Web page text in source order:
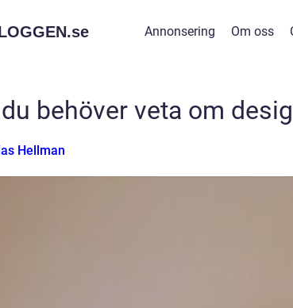
se Annonsering Om oss
behöver veta om
Hellman